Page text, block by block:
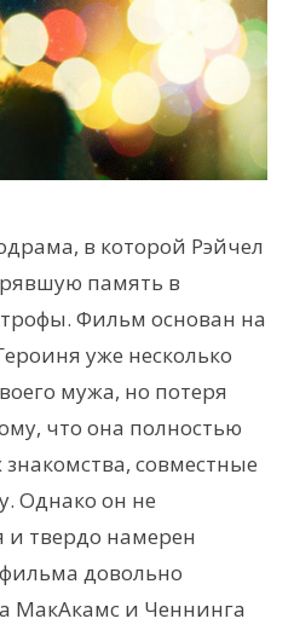
в которой Рэйчел
память в
Фильм основан на
уже несколько
мужа, но потеря
что она полностью
совместные
Однако он не
и твердо намерен
довольно
МакАкамс и Ченнинга